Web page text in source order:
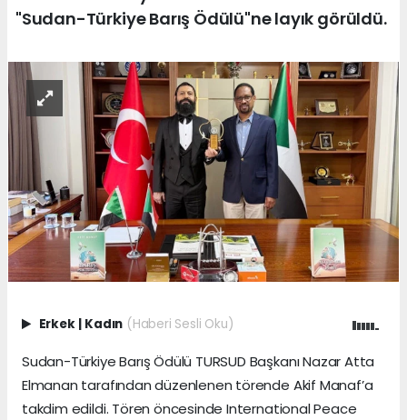
"Sudan-Türkiye Barış Ödülü"ne layık görüldü.
Erkek | Kadın (Haberi Sesli Oku)
Sudan-Türkiye Barış Ödülü TURSUD Başkanı Nazar Atta
Elmanan tarafından düzenlenen törende Akif Manaf’a
takdim edildi. Tören öncesinde International Peace